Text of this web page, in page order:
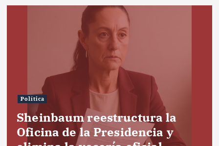
Política
Sheinbaum reestructura la
Oficina de la Presidencia y